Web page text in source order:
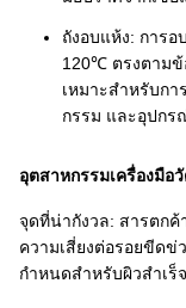
ถังอบแห้ง: การ
120℃ ตรงตามข้
เหมาะสำหรับก
กรรม และอุปกร
อุตสาหกรรมเครื่องมือ
จุดที่น่ากังวล: สารตก
ความเสี่ยงต่อรอยขีด
กำหนดสำหรับผิวสำเร็